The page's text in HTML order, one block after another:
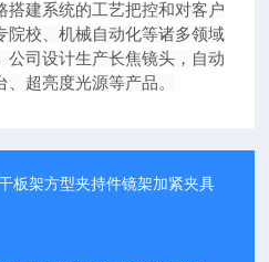
搭建系统的工艺把控和对客户
院校、机械自动化等诸多领域
公司设计生产长焦镜头，自动
超亮度光源等产品。
板架方型夹持件镜架加紧夹具